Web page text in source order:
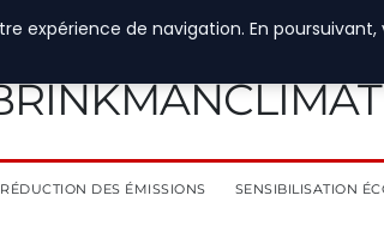
RÉDUCTION DES ÉMISSIONS SENSIBILISATION
expérience de navigation. En